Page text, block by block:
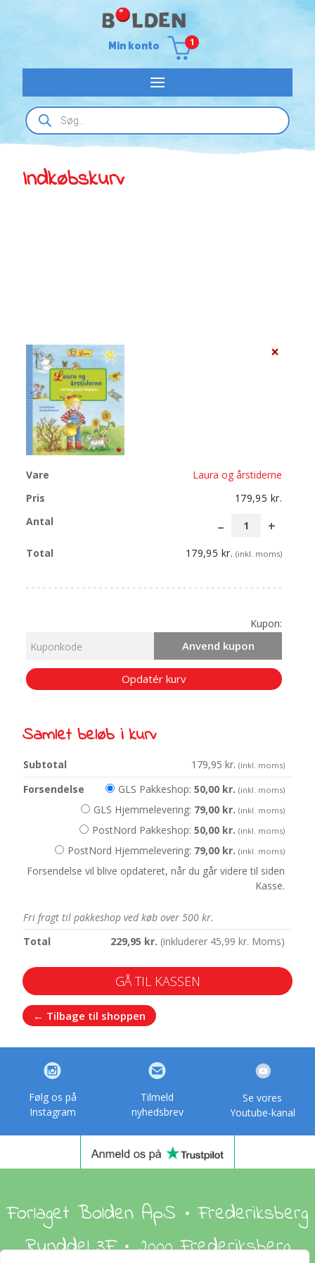
Min konto 1
Products
search
Indkøbskurv
×
Laura og årstiderne
179,95 kr.
179,95 kr. (inkl. moms)
Kupon:
Anvend kupon
Opdatér kurv
Samlet beløb i kurv
179,95kr. (inkl. moms)
GLS Pakkeshop:50,00 kr. (inkl. moms)
GLS Hjemmelevering: 79,00 kr. (inkl. moms)
PostNord Pakkeshop:50,00 kr. (inkl. moms)
PostNord Hjemmelevering: 79,00 kr. (inkl. moms)
Forsendelse vil blive opdateret, når du går videre til siden
Kasse.
Fri fragt til pakkeshop ved køb over 500 kr.
229,95 kr. (inkluderer 45,99kr. Moms)
GÅ TIL KASSEN
← Tilbage til shoppen
Følg os på
Instagram
Tilmeld
nyhedsbrev
Se vores
Youtube-kanal
Forlaget Bolden ApS • Frederiksberg
Runddel 3F • 2000 Frederiksberg